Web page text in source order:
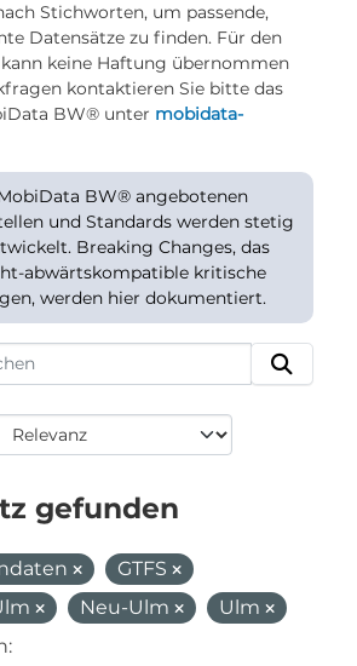
Stichworten, um passende,
Datensätze zu finden. Für den
keine Haftung übernommen
kontaktieren Sie bitte das
BW® unter mobidata-
BW® angebotenen
und Standards werden stetig
Breaking Changes, das
abwärtskompatible kritische
werden hier dokumentiert.
gefunden
GTFS
Neu-Ulm
Ulm